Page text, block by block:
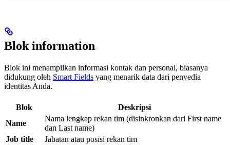
Blok information
Blok ini menampilkan informasi kontak dan personal, biasanya
didukung oleh Smart Fields yang menarik data dari penyedia
identitas Anda.
Blok
Deskripsi
Name
Nama lengkap rekan tim (disinkronkan dari First name
dan Last name)
Job title
Jabatan atau posisi rekan tim